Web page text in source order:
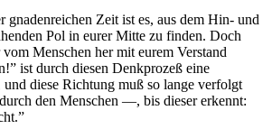
gnadenreichen Zeit ist es, aus dem Hin- und
Pol in eurer Mitte zu finden. Doch
Menschen her mit eurem Verstand
ist durch diesen Denkprozeß eine
diese Richtung muß so lange verfolgt
den Menschen —, bis dieser erkennt: